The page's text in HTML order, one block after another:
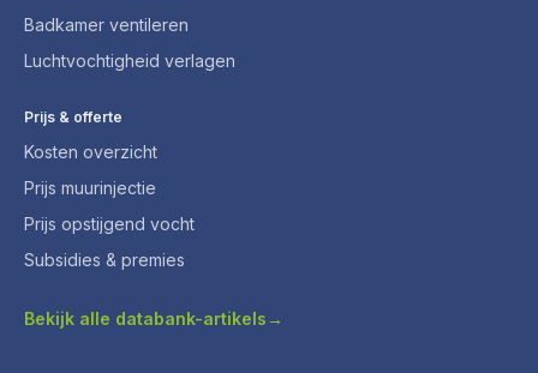
Badkamer ventileren
Luchtvochtigheid verlagen
Prijs & offerte
Kosten overzicht
Prijs muurinjectie
Prijs opstijgend vocht
Subsidies & premies
Bekijk alle databank-artikels →